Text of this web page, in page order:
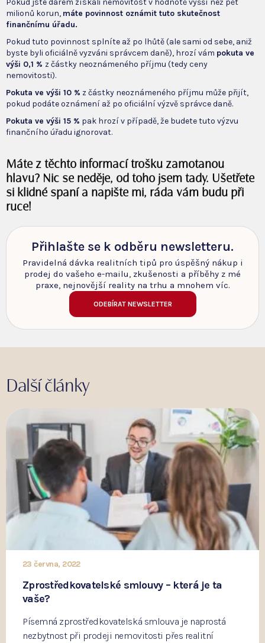
milionů korun, máte povinnost oznámit tuto skutečnost
finančnímu úřadu.
Pokud tuto povinnost splníte až po lhůtě (ale sami od sebe, aniž
byste byli oficiálně vyzváni správcem daně), hrozí vám pokuta ve
výši 0,1 % z částky neoznámeného příjmu (tedy ceny
nemovitosti).
Pokuta ve výši 10 % z částky neoznámeného příjmu může přijít,
pokud podáte oznámení až po oficiální výzvě správce daně.
Pokuta ve výši 15 % pak hrozí v případě, že budete tuto výzvu
finančního úřadu ignorovat.
Máte z těchto informací trošku zamotanou
hlavu? Nic se neděje, od toho jsem tady. Ušetřete
si klidné spaní a napište mi, ráda vám budu při
ruce!
Přihlašte se k odběru newsletteru.
Pravidelná dávka realitních tipů pro úspěšný nákup i
prodej do vašeho e-mailu, zkušenosti a příběhy z mé
praxe, nejnovější reality na trhu a mnohem víc.
ODEBÍRAT NEWSLETTER
Další články
23 června, 2022
Zprostředkovatelské smlouvy – která je ta
vaše?
Písemná zprostředkovatelská smlouva je naprostá
nezbytnost při prodeji nemovitosti přes realitní